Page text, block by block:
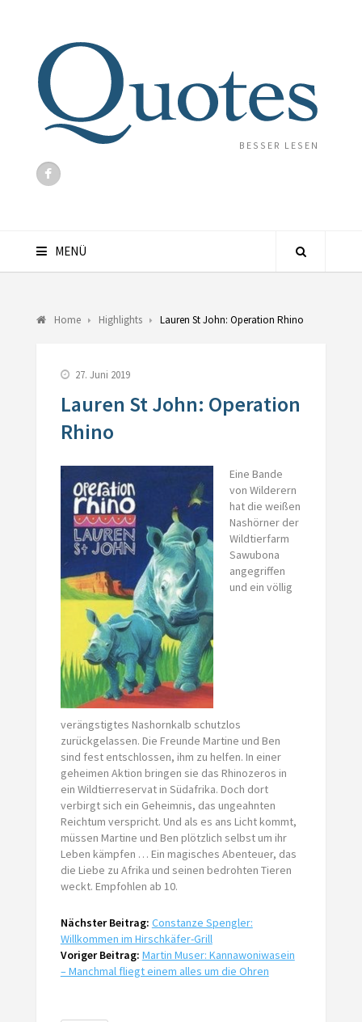
BESSER LESEN
MENÜ
Home Highlights Lauren St John: Operation Rhino
27. Juni 2019
Lauren St John: Operation
Rhino
Eine Bande
von Wilderern
hat die weißen
Nashörner der
Wildtierfarm
Sawubona
angegriffen
und ein völlig
verängstigtes Nashornkalb schutzlos
zurückgelassen. Die Freunde Martine und Ben
sind fest entschlossen, ihm zu helfen. In einer
geheimen Aktion bringen sie das Rhinozeros in
ein Wildtierreservat in Südafrika. Doch dort
verbirgt sich ein Geheimnis, das ungeahnten
Reichtum verspricht. Und als es ans Licht kommt,
müssen Martine und Ben plötzlich selbst um ihr
Leben kämpfen … Ein magisches Abenteuer, das
die Liebe zu Afrika und seinen bedrohten Tieren
weckt. Empfohlen ab 10.
Nächster Beitrag: Constanze Spengler:
Willkommen im Hirschkäfer-Grill
Voriger Beitrag: Martin Muser: Kannawoniwasein
– Manchmal fliegt einem alles um die Ohren